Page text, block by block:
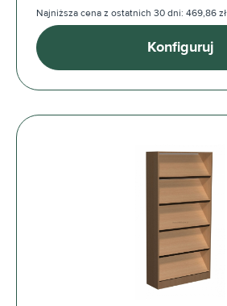
Najniższa cena z ostatnich 30 dni: 469,86 zł
Konfiguruj